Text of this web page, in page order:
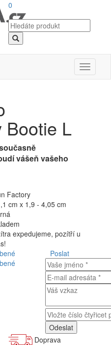
0
Toggle
Bootie L
vášeň vašeho
Factory
cm x 1,9 - 4,05 cm
expedujeme, pozítří u
Poslat
Doprava